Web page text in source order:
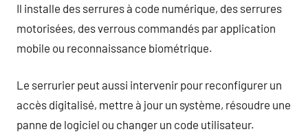
Il installe des serrures à code numérique, des serrures
motorisées, des verrous commandés par application
mobile ou reconnaissance biométrique.
Le serrurier peut aussi intervenir pour reconfigurer un
accès digitalisé, mettre à jour un système, résoudre une
panne de logiciel ou changer un code utilisateur.